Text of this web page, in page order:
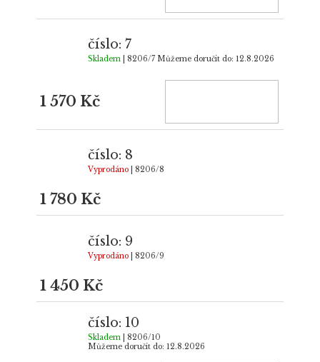
číslo: 7
Skladem | 8206/7 Můžeme doručit do: 12.8.2026
1 570 Kč
číslo: 8
Vyprodáno | 8206/8
1 780 Kč
číslo: 9
Vyprodáno | 8206/9
1 450 Kč
číslo: 10
Skladem
| 8206/10
Můžeme doručit do: 12.8.2026